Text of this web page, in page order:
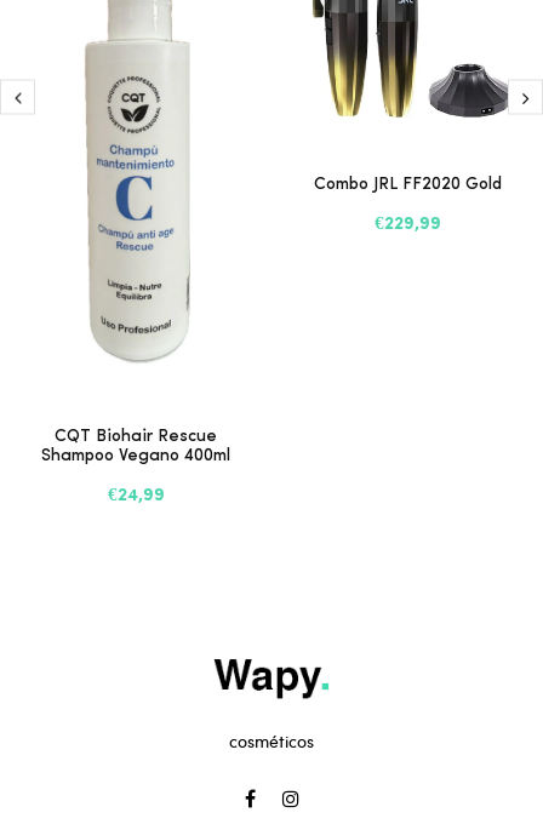
CQT Biohair Rescue
Shampoo Vegano 400ml
€24,99
Combo JRL FF2020 Gold
€229,99
cosméticos